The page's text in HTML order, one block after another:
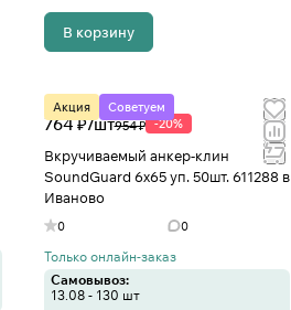
В корзину
Акция Советуем
764 ₽/шт954 ₽ -20%
Вкручиваемый анкер-клин
SoundGuard 6х65 уп. 50шт. 611288 в
Иваново
0 0
Только онлайн-заказ
Самовывоз:
13.08 - 130 шт